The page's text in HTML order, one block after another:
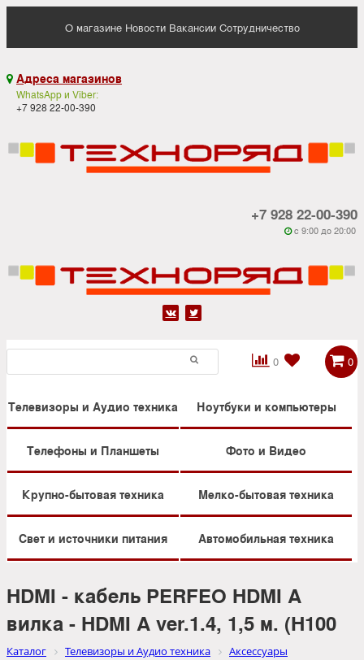
О магазине Новости Вакансии Сотрудничество
 Адреса магазинов
WhatsApp и Viber:
+7 928 22-00-390
+7 928 22-00-390
 c 9:00 до 20:00
 
0

 0
Телевизоры и Аудио техника Ноутбуки и компьютеры
Телефоны и Планшеты Фото и Видео
Крупно-бытовая техника Мелко-бытовая техника
Свет и источники питания Автомобильная техника
HDMI - кабель PERFEO HDMI A
вилка - HDMI A ver.1.4, 1,5 м. (H100
Каталог Телевизоры и Аудио техника
Аксессуары